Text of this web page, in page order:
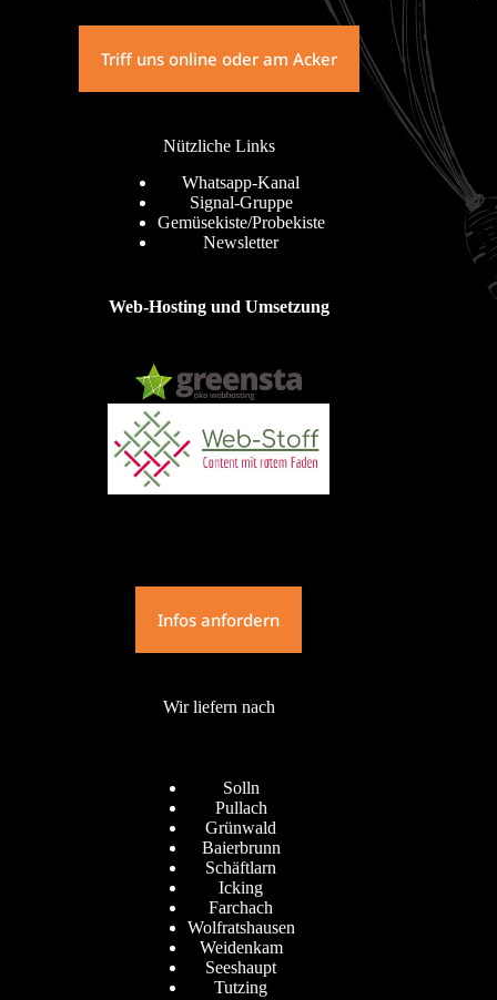
Triff uns online oder am Acker
Nützliche Links
Whatsapp-Kanal
Signal-Gruppe
Gemüsekiste/Probekiste
Newsletter
Web-Hosting und Umsetzung
Infos anfordern
Wir liefern nach
Solln
Pullach
Grünwald
Baierbrunn
Schäftlarn
Icking
Farchach
Wolfratshausen
Weidenkam
Seeshaupt
Tutzing